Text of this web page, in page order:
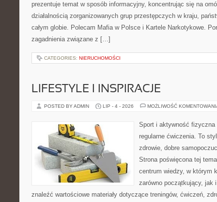
prezentuje temat w sposób informacyjny, koncentrując się na
działalnością zorganizowanych grup przestępczych w kraju,
całym globie. Polecam Mafia w Polsce i Kartele Narkotykowe.
zagadnienia związane z […]
CATEGORIES: NIERUCHOMOŚCI
LIFESTYLE I INSPIRACJE
POSTED BY ADMIN LIP - 4 - 2026 MOŻLIWOŚĆ
Sport i aktywność
regularne ćwiczenia. To
zdrowie, dobre
Strona poświęcona tej
centrum wiedzy, w którym
zarówno początkujący, jak
znaleźć wartościowe materiały dotyczące treningów, ćwiczeń,